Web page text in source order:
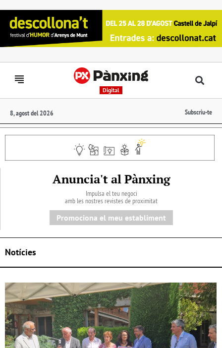
Digital
8, agost del 2026 Subscriu-te
Anuncia't al Pànxing
Impulsa el teu negoci
amb les nostres revistes de proximitat
Promociona el meu establiment
Notícies